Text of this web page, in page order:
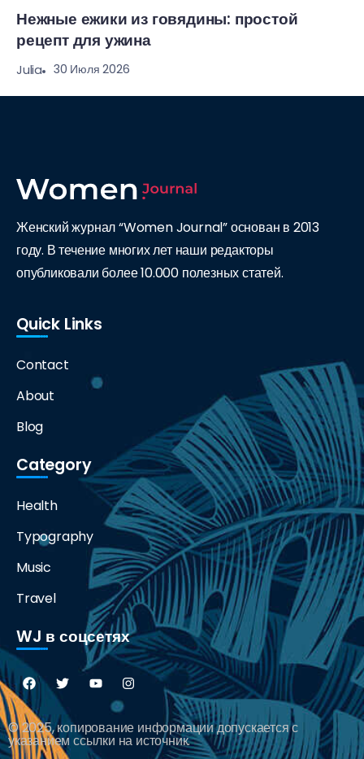
Нежные ежики из говядины: простой
рецепт для ужина
Julia 30 Июля 2026
Женский журнал “Women Journal” основан в 2013
году. В течение многих лет наши редакторы
опубликовали более 10.000 полезных статей.
Quick Links
Contact
About
Blog
Category
Health
Typography
Music
Travel
WJ в соцсетях
© 2025, копирование информации допускается с
указанием ссылки на источник.